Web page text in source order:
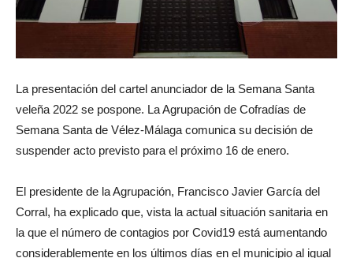
La presentación del cartel anunciador de la Semana Santa
veleña 2022 se pospone. La Agrupación de Cofradías de
Semana Santa de Vélez-Málaga comunica su decisión de
suspender acto previsto para el próximo 16 de enero.
El presidente de la Agrupación, Francisco Javier García del
Corral, ha explicado que, vista la actual situación sanitaria en
la que el número de contagios por Covid19 está aumentando
considerablemente en los últimos días en el municipio al igual